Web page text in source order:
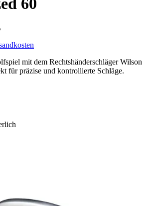
60
mit dem Rechtshänderschläger Wilson
für präzise und kontrollierte Schläge.